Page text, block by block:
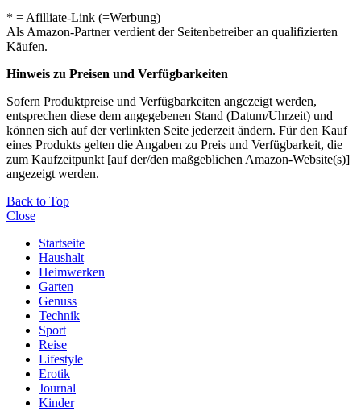
* = Afilliate-Link (=Werbung)
Als Amazon-Partner verdient der Seitenbetreiber an qualifizierten
Käufen.
Hinweis zu Preisen und Verfügbarkeiten
Sofern Produktpreise und Verfügbarkeiten angezeigt werden,
entsprechen diese dem angegebenen Stand (Datum/Uhrzeit) und
können sich auf der verlinkten Seite jederzeit ändern. Für den Kauf
eines Produkts gelten die Angaben zu Preis und Verfügbarkeit, die
zum Kaufzeitpunkt [auf der/den maßgeblichen Amazon-Website(s)]
angezeigt werden.
Back to Top
Close
Startseite
Haushalt
Heimwerken
Garten
Genuss
Technik
Sport
Reise
Lifestyle
Erotik
Journal
Kinder